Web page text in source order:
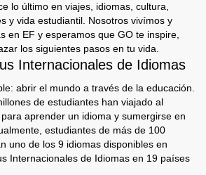
lo último en viajes, idiomas, cultura,
y vida estudiantil. Nosotros vivímos y
en EF y esperamos que GO te inspire,
los siguientes pasos en tu vida.
Internacionales de Idiomas
abrir el mundo a través de la educación.
de estudiantes han viajado al
aprender un idioma y sumergirse en
estudiantes de más de 100
uno de los 9 idiomas disponibles en
Internacionales de Idiomas en 19 países